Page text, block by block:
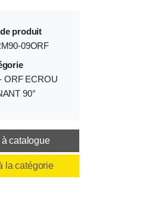
produit
09ORF
ORF ECROU
90°
à catalogue
la catégorie